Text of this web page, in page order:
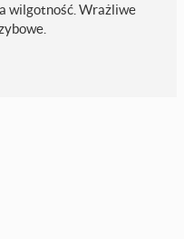
wilgotność. Wrażliwe